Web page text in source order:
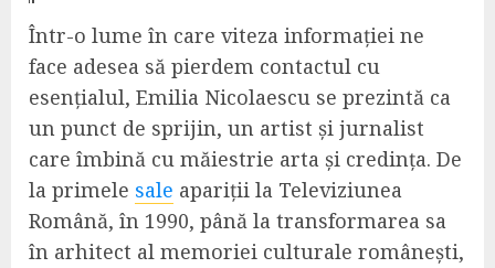
Într-o lume în care viteza informației ne
face adesea să pierdem contactul cu
esențialul, Emilia Nicolaescu se prezintă ca
un punct de sprijin, un artist și jurnalist
care îmbină cu măiestrie arta și credința. De
la primele sale apariții la Televiziunea
Română, în 1990, până la transformarea sa
în arhitect al memoriei culturale românești,